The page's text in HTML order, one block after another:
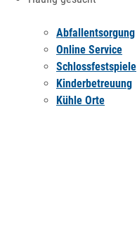
Abfallentsorgung
Online Service
Schlossfestspiele
Kinderbetreuung
Kühle Orte